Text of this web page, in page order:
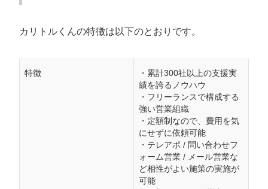
カリトルくんの特徴は以下のとおりです。
特徴
・累計300社以上の支援実
績を誇るノウハウ
・フリーランスで構成する
強い営業組織
・定額制なので、費用を気
にせずに依頼可能
・テレアポ / 問い合わせフ
ォーム営業 / メール営業な
ど相性がよい施策の実施が
可能